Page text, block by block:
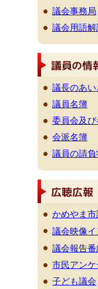
議会事務局
議会用語解
議長のあい
議員名簿
委員会及
会派名簿
議員の請
かめやま
議会映像
議会報告番
市民アンケ
子ども議会